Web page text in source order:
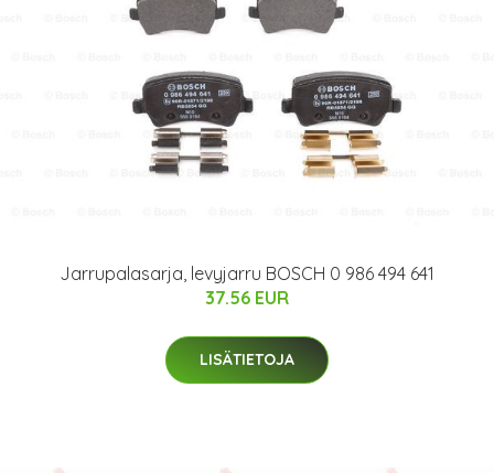
Jarrupalasarja, levyjarru BOSCH 0 986 494 641
37.56 EUR
LISÄTIETOJA